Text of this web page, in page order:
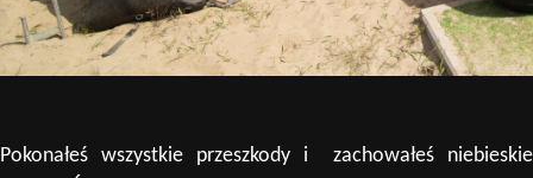
Pokonałeś wszystkie przeszkody i zachowałeś niebieskie